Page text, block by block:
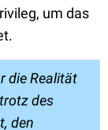
um das
die Realität
des
den